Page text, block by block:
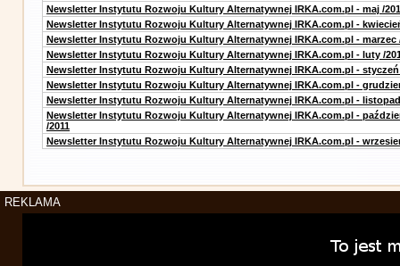
Newsletter Instytutu Rozwoju Kultury Alternatywnej IRKA.com.pl - maj /
Newsletter Instytutu Rozwoju Kultury Alternatywnej IRKA.com.pl -
Newsletter Instytutu Rozwoju Kultury Alternatywnej IRKA.com.pl - marzec
Newsletter Instytutu Rozwoju Kultury Alternatywnej IRKA.com.pl - luty /
Newsletter Instytutu Rozwoju Kultury Alternatywnej IRKA.com.pl - styczeń
Newsletter Instytutu Rozwoju Kultury Alternatywnej IRKA.com.pl -
Newsletter Instytutu Rozwoju Kultury Alternatywnej IRKA.com.pl - listopad
Newsletter Instytutu Rozwoju Kultury Alternatywnej IRKA.com.pl -
/2011
Newsletter Instytutu Rozwoju Kultury Alternatywnej IRKA.com.pl -
REKLAMA